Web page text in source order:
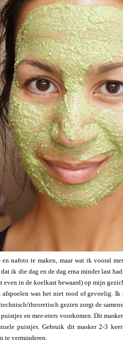
nafoto te maken, maar wat ik vooral
ik die dag en de dag erna minder last
even in de koelkast bewaard) op mijn
was het niet rood of gevoelig.
theoretisch gezien zorgt de
en mee-eters voorkomen. Dit
puistjes. Gebruik dit masker 2-3
te verminderen.